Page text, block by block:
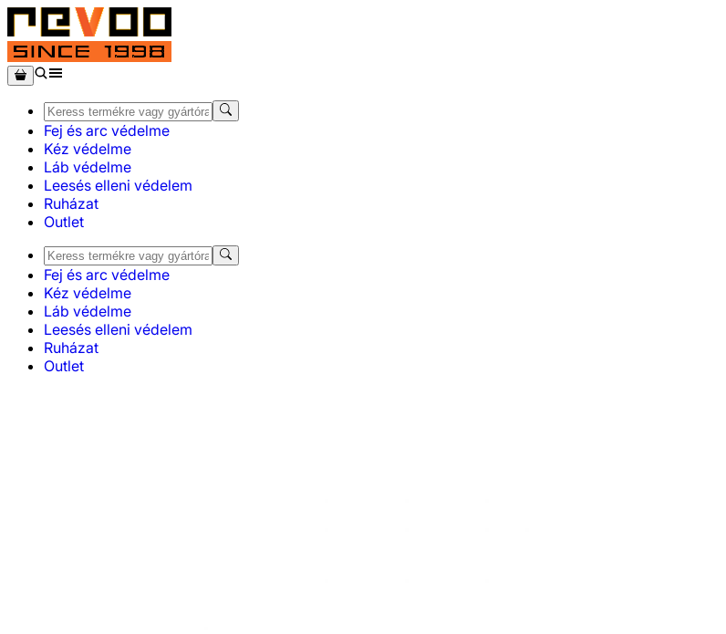
Fej és arc védelme
Kéz védelme
Láb védelme
Leesés elleni védelem
Ruházat
Outlet
Fej és arc védelme
Kéz védelme
Láb védelme
Leesés elleni védelem
Ruházat
Outlet